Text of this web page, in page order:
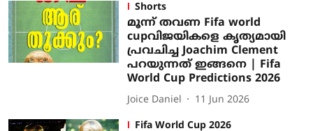
Shorts
മൂന്ന് തവണ Fifa world
cupവിജയികളെ കൃത്യമായി
പ്രവചിച്ച Joachim Clement
പറയുന്നത് ഇങ്ങനെ | Fifa
World Cup Predictions 2026
Joice Daniel 11 Jun 2026
Fifa World Cup 2026